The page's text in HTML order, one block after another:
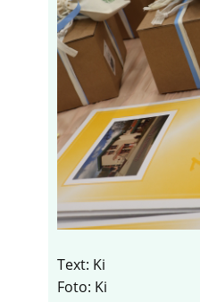
Text: Ki
Foto: Ki